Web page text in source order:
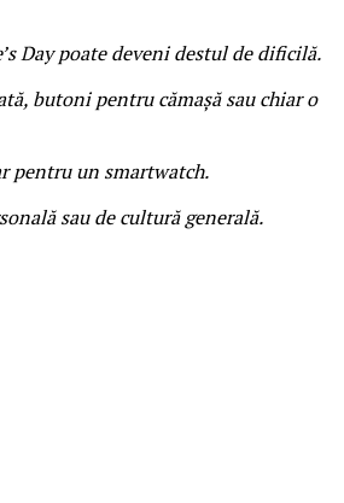
Day poate deveni destul de dificilă.
butoni pentru cămașă sau chiar o
pentru un smartwatch.
sau de cultură generală.